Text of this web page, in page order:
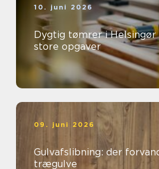
10. juni 2026
Dygtig tømrer i Helsingør
store opgaver
09. juni 2026
Gulvafslibning: der
trægulve